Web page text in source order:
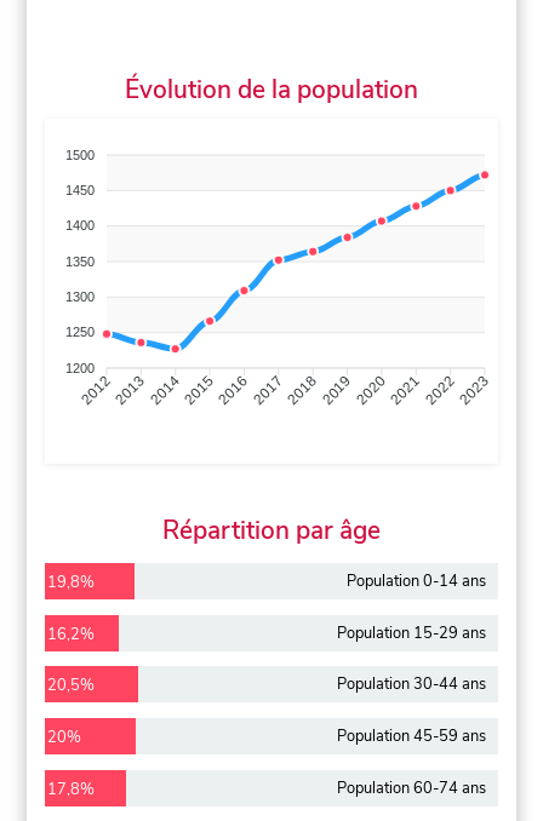
Évolution de la population
1500
1450
1400
1350
1300
1250
1200
201220132014201520162017 20182019 2020202120222023
Répartition par âge
19,8% Population 0-14 ans
16,2% Population 15-29 ans
20,5% Population 30-44 ans
20% Population 45-59 ans
17,8% Population 60-74 ans